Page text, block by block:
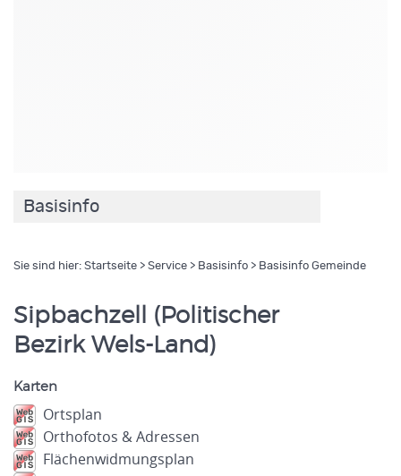
Basisinfo
Sie sind hier: Startseite > Service > Basisinfo > Basisinfo Gemeinde
Sipbachzell (Politischer
Bezirk Wels-Land)
Karten
Ortsplan
Orthofotos & Adressen
Flächenwidmungsplan